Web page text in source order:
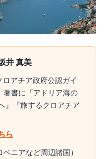
井 真美
ロアチア政府公認ガイ
著書に『アドリア海の
』『旅するクロアチア
ら
ニアなど周辺諸国）